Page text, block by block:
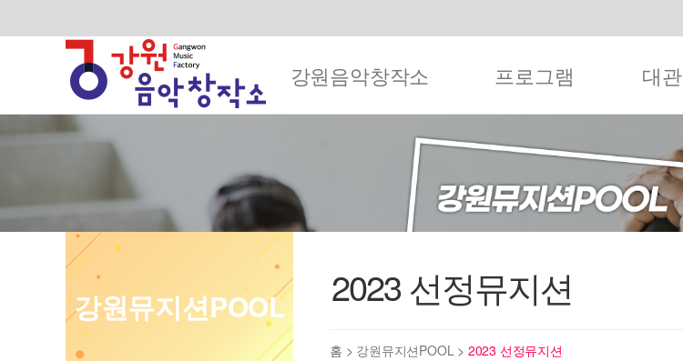
강원음악창작소 프로그램 대관
강원뮤지션POOL 2023 선정뮤지션
홈 > 강원뮤지션POOL > 2023 선정뮤지션